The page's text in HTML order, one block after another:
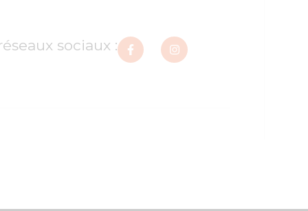
sociaux :